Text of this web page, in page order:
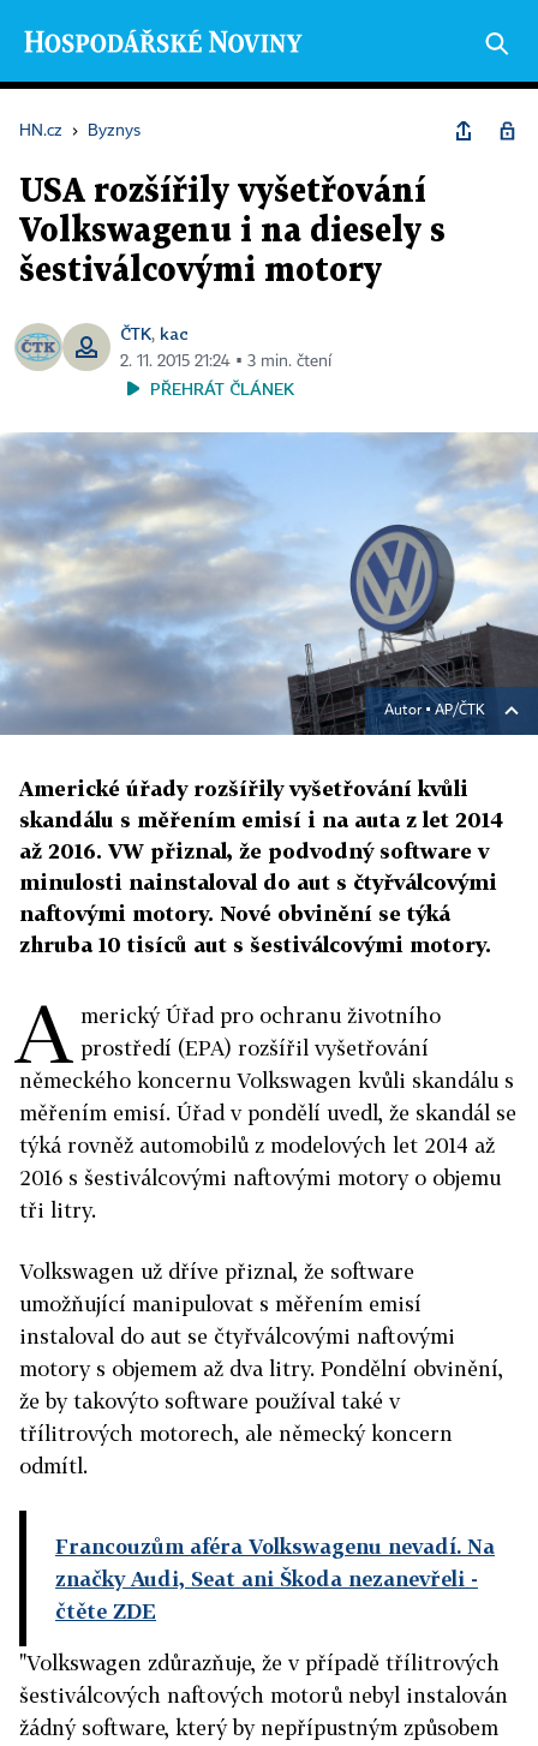
HN.cz › Byznys
USA rozšířily vyšetřování
Volkswagenu i na diesely s
šestiválcovými motory
ČTK, kac
2. 11. 2015 21:24 ▪ 3 min. čtení
PŘEHRÁT ČLÁNEK
Autor ▪ AP/ČTK
Americké úřady rozšířily vyšetřování kvůli
skandálu s měřením emisí i na auta z let 2014
až 2016. VW přiznal, že podvodný software v
minulosti nainstaloval do aut s čtyřválcovými
naftovými motory. Nové obvinění se týká
zhruba 10 tisíců aut s šestiválcovými motory.
A merický Úřad pro ochranu životního
prostředí (EPA) rozšířil vyšetřování
německého koncernu Volkswagen kvůli skandálu s
měřením emisí. Úřad v pondělí uvedl, že skandál se
týká rovněž automobilů z modelových let 2014 až
2016 s šestiválcovými naftovými motory o objemu
tři litry.
Volkswagen už dříve přiznal, že software
umožňující manipulovat s měřením emisí
instaloval do aut se čtyřválcovými naftovými
motorys objemem až dva litry. Pondělní obvinění,
že by takovýto software používal také v
třílitrových motorech, ale německý koncern
odmítl.
Francouzům aféra Volkswagenu nevadí. Na
značky Audi, Seat ani Škoda nezanevřeli -
čtěte ZDE
"Volkswagen zdůrazňuje, že v případě třílitrových
šestiválcových naftových motorů nebyl instalován
žádný software, který by nepřípustným způsobem